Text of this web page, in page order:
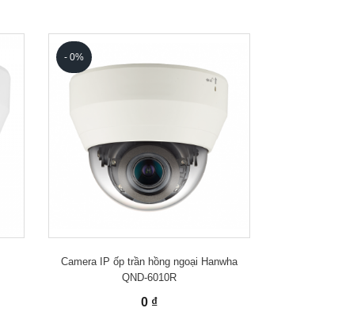
- 0%
Camera IP ốp trần hồng ngoại Hanwha
QND-6010R
0 ₫